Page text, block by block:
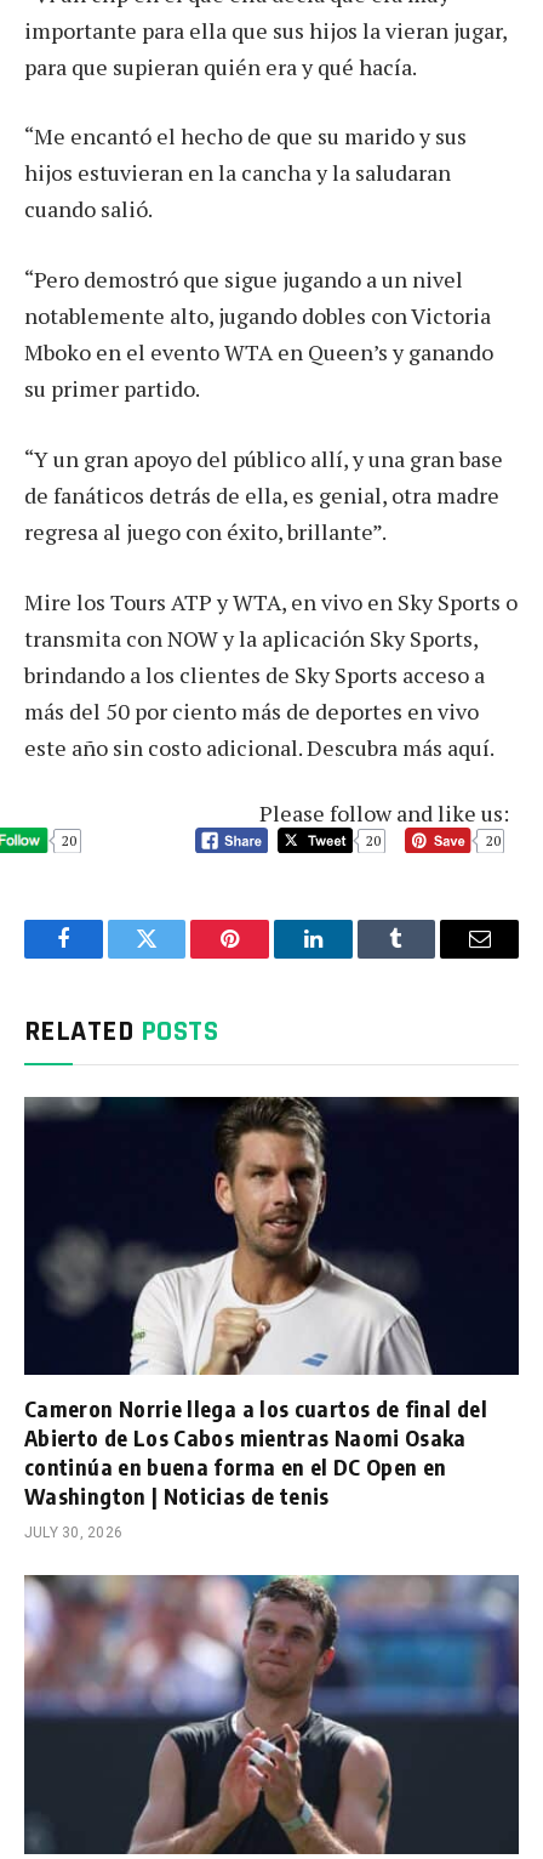
importante para ella que sus hijos la vieran jugar,
para que supieran quién era y qué hacía.
“Me encantó el hecho de que su marido y sus
hijos estuvieran en la cancha y la saludaran
cuando salió.
“Pero demostró que sigue jugando a un nivel
notablemente alto, jugando dobles con Victoria
Mboko en el evento WTA en Queen’s y ganando
su primer partido.
“Y un gran apoyo del público allí, y una gran base
de fanáticos detrás de ella, es genial, otra madre
regresa al juego con éxito, brillante”.
Mire los Tours ATP y WTA, en vivo en Sky Sports o
transmita con NOW y la aplicación Sky Sports,
brindando a los clientes de Sky Sports acceso a
más del 50 por ciento más de deportes en vivo
este año sin costo adicional. Descubra más aquí.
Please follow and like us:
20 20 20
FacebookTwitter Pinterest LinkedInTumblr Email
RELATED POSTS
Cameron Norrie llega a los cuartos de final del
Abierto de Los Cabos mientras Naomi Osaka
continúa en buena forma en el DC Open en
Washington | Noticias de tenis
JULY 30, 2026